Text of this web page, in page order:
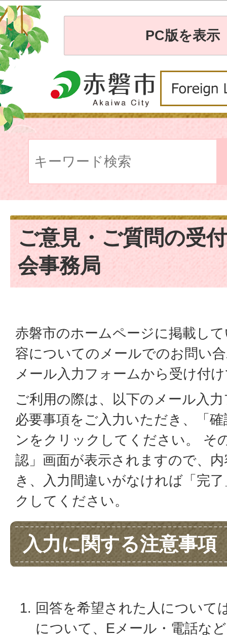
PC版を表示
ご意見・ご質問の受
会事務局
赤磐市のホームページに掲載し
容についてのメールでのお問い
メール入力フォームから受け付
ご利用の際は、以下のメール入
必要事項をご入力いただき、「
ンをクリックしてください。 そ
認」画面が表示されますので、
き、入力間違いがなければ「完
クしてください。
入力に関する注意事項
回答を希望された人について
について、Eメール・電話な